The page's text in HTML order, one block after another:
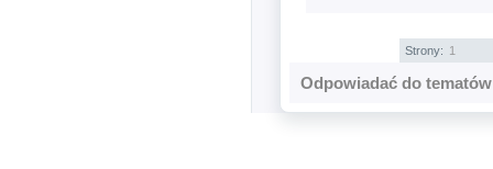
Strony: 1
Odpowiadać do